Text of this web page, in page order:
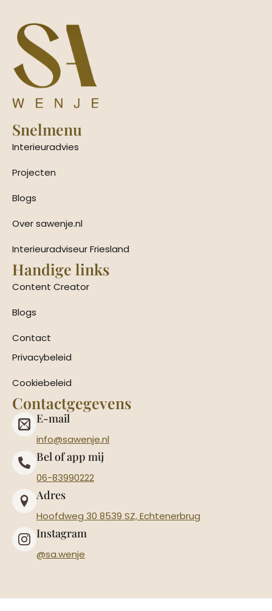
Snelmenu
Interieuradvies
Projecten
Blogs
Over sawenje.nl
Interieuradviseur Friesland
Handige links
Content Creator
Blogs
Contact
Privacybeleid
Cookiebeleid
Contactgegevens
E-mail
info@sawenje.nl
Bel of app mij
06-83990222
Adres
Hoofdweg 30 8539 SZ, Echtenerbrug
Instagram
@sa.wenje